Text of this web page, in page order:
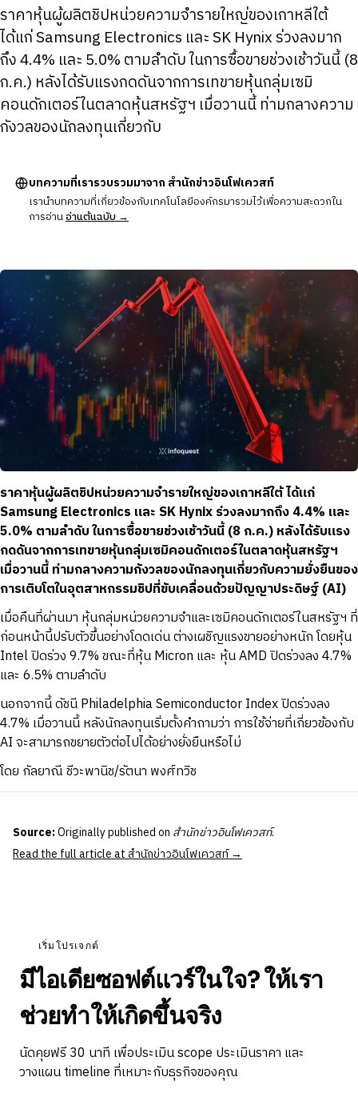
ราคาหุ้นผู้ผลิตชิปหน่วยความจำรายใหญ่ของเกาหลีใต้
ได้แก่ Samsung Electronics และ SK Hynix ร่วงลงมาก
ถึง 4.4% และ 5.0% ตามลำดับ ในการซื้อขายช่วงเช้าวันนี้ (8
ก.ค.) หลังได้รับแรงกดดันจากการเทขายหุ้นกลุ่มเซมิ
คอนดักเตอร์ในตลาดหุ้นสหรัฐฯ เมื่อวานนี้ ท่ามกลางความ
กังวลของนักลงทุนเกี่ยวกับ
บทความที่เรารวบรวมมาจาก สำนักข่าวอินโฟเควสท์
เรานำบทความที่เกี่ยวข้องกับเทคโนโลยีองค์กรมารวมไว้เพื่อความสะดวกใน
การอ่านอ่านต้นฉบับ →
ราคาหุ้นผู้ผลิตชิปหน่วยความจำรายใหญ่ของเกาหลีใต้ ได้แก่
Samsung Electronics และ SK Hynix ร่วงลงมากถึง 4.4% และ
5.0% ตามลำดับ ในการซื้อขายช่วงเช้าวันนี้ (8 ก.ค.) หลังได้รับแรง
กดดันจากการเทขายหุ้นกลุ่มเซมิคอนดักเตอร์ในตลาดหุ้นสหรัฐฯ
เมื่อวานนี้ ท่ามกลางความกังวลของนักลงทุนเกี่ยวกับความยั่งยืนของ
การเติบโตในอุตสาหกรรมชิปที่ขับเคลื่อนด้วยปัญญาประดิษฐ์ (AI)
เมื่อคืนที่ผ่านมา หุ้นกลุ่มหน่วยความจำและเซมิคอนดักเตอร์ในสหรัฐฯ ที่
ก่อนหน้านี้ปรับตัวขึ้นอย่างโดดเด่น ต่างเผชิญแรงขายอย่างหนัก โดยหุ้น
Intel ปิดร่วง 9.7% ขณะที่หุ้น Micron และ หุ้น AMD ปิดร่วงลง 4.7%
และ 6.5% ตามลำดับ
นอกจากนี้ ดัชนี Philadelphia Semiconductor Index ปิดร่วงลง
4.7% เมื่อวานนี้ หลังนักลงทุนเริ่มตั้งคำถามว่า การใช้จ่ายที่เกี่ยวข้องกับ
AI จะสามารถขยายตัวต่อไปได้อย่างยั่งยืนหรือไม่
โดย กัลยาณี ชีวะพานิช/รัตนา พงศ์ทวิช
Source:Originally published on สำนักข่าวอินโฟเควสท์.
Read the full article at สำนักข่าวอินโฟเควสท์ →
เริ่มโปรเจกต์
มีไอเดียซอฟต์แวร์ในใจ? ให้เรา
ช่วยทำให้เกิดขึ้นจริง
นัดคุยฟรี 30 นาที เพื่อประเมิน scope ประเมินราคา และ
วางแผน timeline ที่เหมาะกับธุรกิจของคุณ